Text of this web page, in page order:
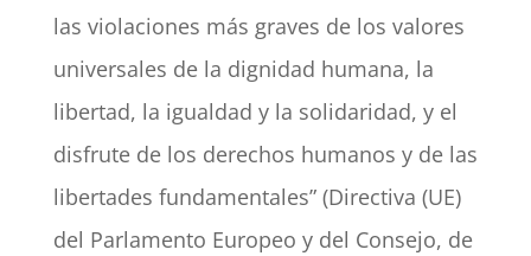
las violaciones más graves de los valores
universales de la dignidad humana, la
libertad, la igualdad y la solidaridad, y el
disfrute de los derechos humanos y de las
libertades fundamentales” (Directiva (UE)
del Parlamento Europeo y del Consejo, de